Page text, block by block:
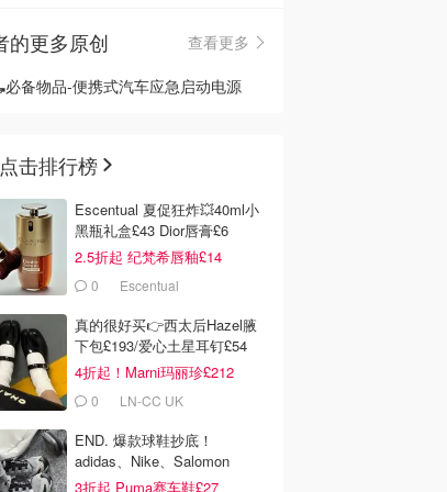
🇳🇿新西兰
的更多原创
查看更多
备物品-便携式汽车应急启动电源
点击排行榜
Escentual 夏促狂炸💥40ml小
黑瓶礼盒£43 Dior唇膏£6
2.5折起 纪梵希唇釉£14
0 Escentual
真的很好买👉西太后Hazel腋
下包£193/爱心土星耳钉£54
4折起！Marni玛丽珍£212
0 LN-CC UK
END. 爆款球鞋抄底！
adidas、Nike、Salomon
3折起 Puma赛车鞋£27